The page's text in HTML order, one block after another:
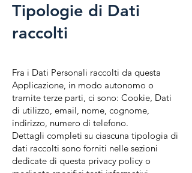
Tipologie di Dati
raccolti
Fra i Dati Personali raccolti da questa
Applicazione, in modo autonomo o
tramite terze parti, ci sono: Cookie, Dati
di utilizzo, email, nome, cognome,
indirizzo, numero di telefono.
Dettagli completi su ciascuna tipologia di
dati raccolti sono forniti nelle sezioni
dedicate di questa privacy policy o